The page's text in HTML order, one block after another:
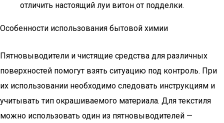
отличить настоящий луи витон от подделки.
Особенности использования бытовой химии
Пятновыводители и чистящие средства для различных
поверхностей помогут взять ситуацию под контроль. При
их использовании необходимо следовать инструкциям и
учитывать тип окрашиваемого материала. Для текстиля
можно использовать один из пятновыводителей —